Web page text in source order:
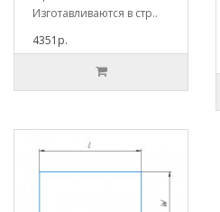
Изготавливаются в стр..
4351р.